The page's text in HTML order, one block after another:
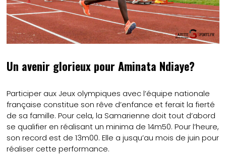
Un avenir glorieux pour Aminata Ndiaye?
Participer aux Jeux olympiques avec l’équipe nationale
française constitue son rêve d’enfance et ferait la fierté
de sa famille. Pour cela, la Samarienne doit tout d’abord
se qualifier en réalisant un minima de 14m50. Pour l’heure,
son record est de 13m00. Elle a jusqu’au mois de juin pour
réaliser cette performance.